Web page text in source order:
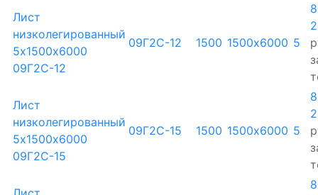
Лист
низколегированный
5х1500х6000
09Г2С-12
09Г2С-12 1500 1500х6000 5
Лист
низколегированный
5х1500х6000
09Г2С-15
09Г2С-15 1500 1500х6000 5